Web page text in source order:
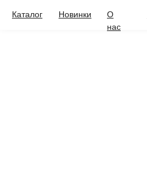
Каталог Новинки
О
нас